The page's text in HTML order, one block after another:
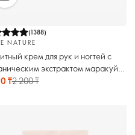
(1388)
NATURE
крем для рук и ногтей с
экстрактом маракуйи
Nature
₸2 200 ₸